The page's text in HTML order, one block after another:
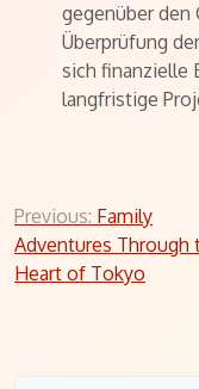
gegenüber den
Überprüfung
sich finanzielle
langfristige
Post
navigation
Previous: Family
Adventures Through
Heart of Tokyo